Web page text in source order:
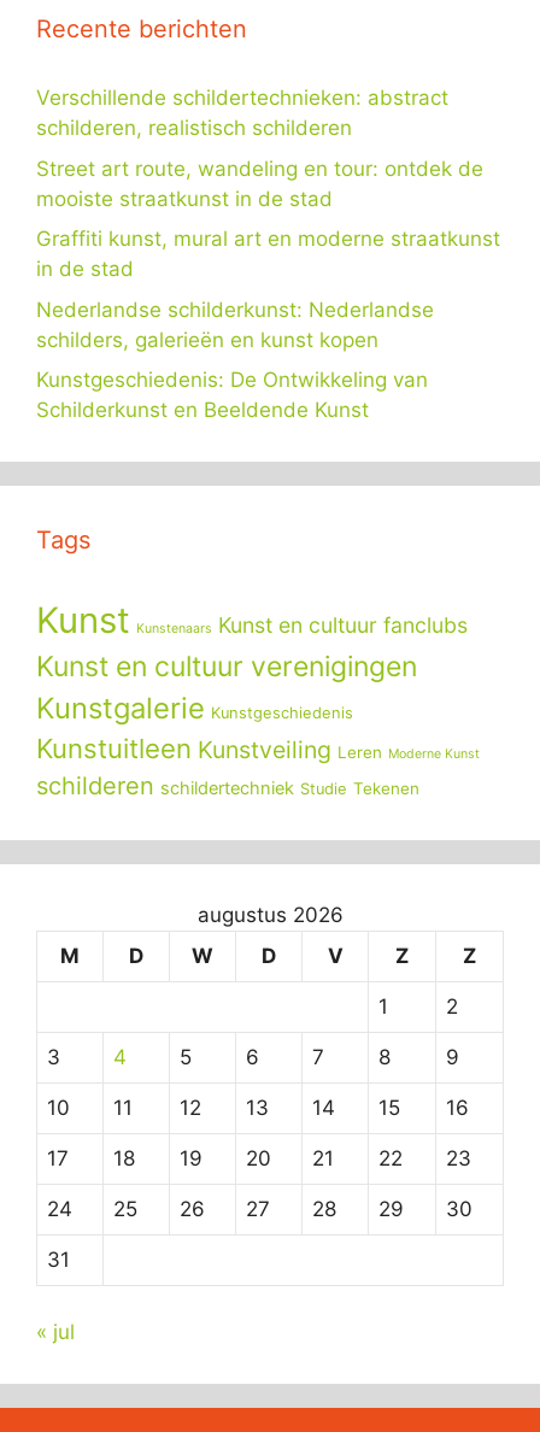
Recente berichten
Verschillende schildertechnieken: abstract
schilderen, realistisch schilderen
Street art route, wandeling en tour: ontdek de
mooiste straatkunst in de stad
Graffiti kunst, mural art en moderne straatkunst
in de stad
Nederlandse schilderkunst: Nederlandse
schilders, galerieën en kunst kopen
Kunstgeschiedenis: De Ontwikkeling van
Schilderkunst en Beeldende Kunst
Tags
Kunst Kunstenaars Kunst en cultuur fanclubs
Kunst en cultuur verenigingen
Kunstgalerie Kunstgeschiedenis
Kunstuitleen Kunstveiling Leren Moderne Kunst
schilderen schildertechniek Studie Tekenen
augustus 2026
M
D W D V Z Z
1 2
3 4 5 6 7 8 9
10 11 12 13 14 15 16
17 18 19 20 21 22 23
24 25 26 27 28 29 30
31
« jul